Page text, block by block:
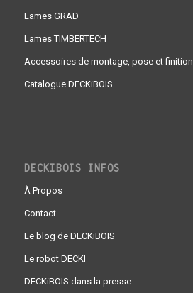
Lames GRAD
Lames TIMBERTECH
Accessoires de montage, pose et finition
Catalogue DECKiBOIS
DECKIBOIS INFOS
À Propos
Contact
Le blog de DECKiBOIS
Le robot DECKI
DECKiBOIS dans la presse